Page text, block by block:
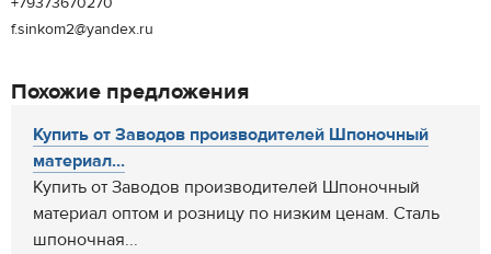
f.sinkom2@yandex.ru
Похожие предложения
Купить от Заводов производителей Шпоночный
материал...
Купить от Заводов производителей Шпоночный
материал оптом и розницу по низким ценам. Сталь
шпоночная...